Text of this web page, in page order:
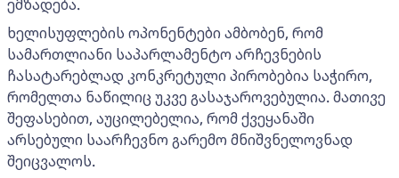
ემზადება.
ხელისუფლების ოპონენტები ამბობენ, რომ
სამართლიანი საპარლამენტო არჩევნების
ჩასატარებლად კონკრეტული პირობებია საჭირო,
რომელთა ნაწილიც უკვე გასაჯაროვებულია. მათივე
შეფასებით, აუცილებელია, რომ ქვეყანაში
არსებული საარჩევნო გარემო მნიშვნელოვნად
შეიცვალოს.